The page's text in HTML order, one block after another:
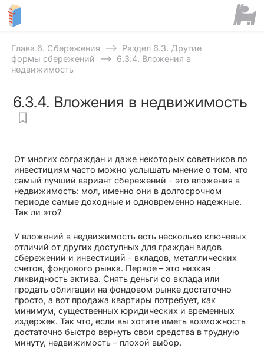
Глава 6. Сбережения ⟶ Раздел 6.3. Другие
формы сбережений
⟶ 6.3.4. Вложения в
недвижимость
6.3.4. Вложения в недвижимость
От многих сограждан и даже некоторых советников по
инвестициям часто можно услышать мнение о том, что
самый лучший вариант сбережений - это вложения в
недвижимость: мол, именно они в долгосрочном
периоде самые доходные и одновременно надежные.
Так ли это?
У вложений в недвижимость есть несколько ключевых
отличий от других доступных для граждан видов
сбережений и инвестиций - вкладов, металлических
счетов, фондового рынка. Первое – это низкая
ликвидность актива. Снять деньги со вклада или
продать облигации на фондовом рынке достаточно
просто, а вот продажа квартиры потребует, как
минимум, существенных юридических и временных
издержек. Так что, если вы хотите иметь возможность
достаточно быстро вернуть свои средства в трудную
минуту, недвижимость – плохой выбор.